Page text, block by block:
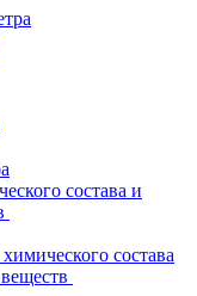
состава и
состава